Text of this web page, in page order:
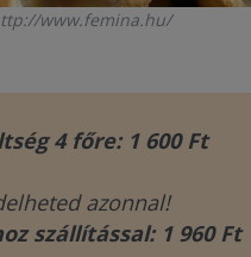
www.femina.hu/
4 főre: 1 600 Ft
azonnal!
szállítással: 1 960 Ft